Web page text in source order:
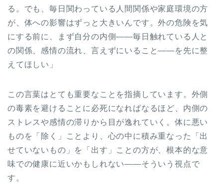
る。でも、毎日関わっている人間関係や家庭環境の方
が、体への影響はずっと大きいんです。外の危険を気
にする前に、まず自分の内側——毎日触れている人と
の関係、感情の流れ、言えずにいること——を先に整
えてほしい」
この言葉はとても重要なことを指摘しています。外側
の毒素を避けることに必死になればなるほど、内側の
ストレスや感情の滞りから目が逸れていく。体に悪い
ものを「除く」ことより、心の中に積み重なった「出
せていないもの」を「出す」ことの方が、根本的な意
味での健康に近いかもしれない——そういう視点で
す。